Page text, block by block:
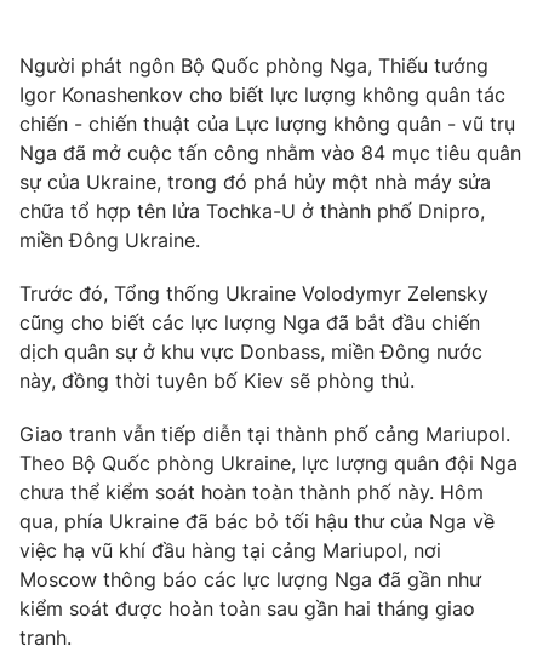
Thị trường
Góc doanh nghiệp
Truyền hình
Phim VTV
Hậu trường
Nhân vật
Khán giả
Giải sao mai
Giải trí
Điện ảnh
Sao
Đời sống
Du lịch
Làm đẹp
Chất lượng cuộc sống
Giáo dục
Tuyển sinh
Công nghệ
Hitech Công nghệ tương lai
Sản phẩm
Thị trường
Tư vấn
Giao lưu trực tuyến
Lịch phát sóng
Chuyên mục khác
Người phát ngôn Bộ Quốc phòng Nga, Thiếu tướng
Igor Konashenkov cho biết lực lượng không quân tác
chiến - chiến thuật của Lực lượng không quân - vũ trụ
Nga đã mở cuộc tấn công nhằm vào 84 mục tiêu quân
sự của Ukraine, trong đó phá hủy một nhà máy sửa
chữa tổ hợp tên lửa Tochka-U ở thành phố Dnipro,
miền Đông Ukraine.
Trước đó, Tổng thống Ukraine Volodymyr Zelensky
cũng cho biết các lực lượng Nga đã bắt đầu chiến
dịch quân sự ở khu vực Donbass, miền Đông nước
này, đồng thời tuyên bố Kiev sẽ phòng thủ.
Giao tranh vẫn tiếp diễn tại thành phố cảng Mariupol.
Theo Bộ Quốc phòng Ukraine, lực lượng quân đội Nga
chưa thể kiểm soát hoàn toàn thành phố này. Hôm
qua, phía Ukraine đã bác bỏ tối hậu thư của Nga về
việc hạ vũ khí đầu hàng tại cảng Mariupol, nơi
Moscow thông báo các lực lượng Nga đã gần như
kiểm soát được hoàn toàn sau gần hai tháng giao
tranh.